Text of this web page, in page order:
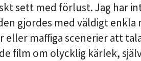
sett med förlust. Jag har
gjordes med väldigt enkla
eller maffiga scenerier att
film om olycklig kärlek,